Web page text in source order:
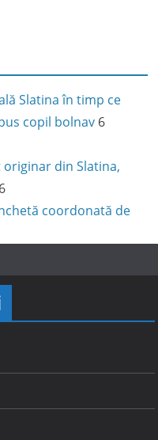
Slatina în timp ce
copil bolnav 6
din Slatina,
coordonată de